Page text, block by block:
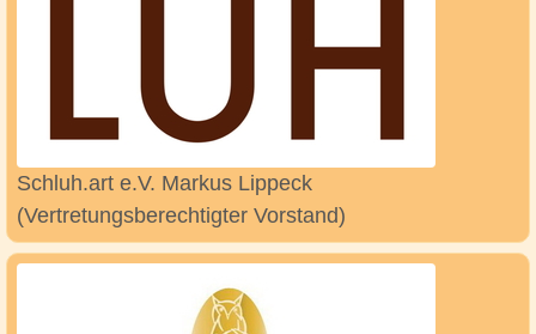
Schluh.art e.V. Markus Lippeck
(Vertretungsberechtigter Vorstand)